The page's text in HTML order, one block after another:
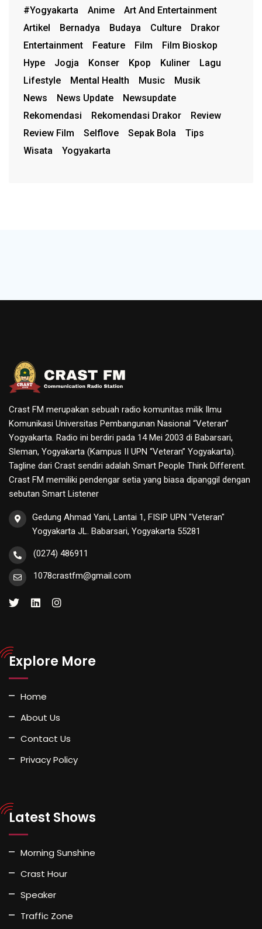
#Yogyakarta
Anime
Art And Entertainment
Artikel
Bernadya Budaya Culture
Drakor
Entertainment
Feature Film
Film Bioskop
Hype
Jogja Konser Kpop Kuliner
Lagu
Lifestyle
Mental Health Music
Musik
News
News Update
Newsupdate
Rekomendasi
Rekomendasi Drakor
Review
Review Film
Selflove Sepak Bola
Tips
Wisata
Yogyakarta
Crast FM merupakan sebuah radio komunitas milik Ilmu
Komunikasi Universitas Pembangunan Nasional “Veteran”
Yogyakarta. Radio ini berdiri pada 14 Mei 2003 di Babarsari,
Sleman, Yogyakarta (Kampus II UPN “Veteran” Yogyakarta).
Tagline dari Crast sendiri adalah Smart People Think Different.
Crast FM memiliki pendengar setia yang biasa dipanggil dengan
sebutan Smart Listener
Gedung Ahmad Yani, Lantai 1, FISIP UPN "Veteran"
Yogyakarta JL. Babarsari, Yogyakarta 55281
(0274) 486911
1078crastfm@gmail.com
Explore More
Home
About Us
Contact Us
Privacy Policy
Latest Shows
Morning Sunshine
Crast Hour
Speaker
Traffic Zone